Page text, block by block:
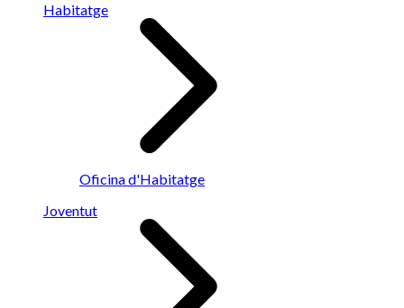
Habitatge
Oficina d'Habitatge
Joventut